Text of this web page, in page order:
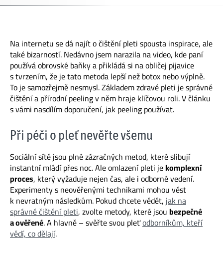
Na internetu se dá najít o čištění pleti spousta inspirace, ale
také bizarností. Nedávno jsem narazila na video, kde paní
používá obrovské baňky a přikládá si na obličej pijavice
s tvrzením, že je tato metoda lepší než botox nebo výplně.
To je samozřejmě nesmysl. Základem zdravé pleti je správné
čištění a přírodní peeling v něm hraje klíčovou roli. V článku
s vámi nasdílím doporučení, jak peeling používat.
Při péči o pleť nevěřte všemu
Sociální sítě jsou plné zázračných metod, které slibují
instantní mládí přes noc. Ale omlazení pleti jekomplexní
proces, který vyžaduje nejen čas, ale i odborné vedení.
Experimenty s neověřenými technikami mohou vést
k nevratným následkům. Pokud chcete vědět,jak na
správné čištění pleti, zvolte metody, které jsoubezpečné
a ověřené. A hlavně – svěřte svou pleťodborníkům, kteří
vědí, co dělají.